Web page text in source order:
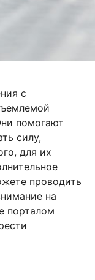
с
помогают
силу,
для их
проводить
на
порталом